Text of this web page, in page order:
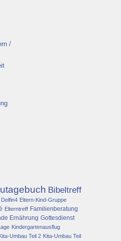
/
Bibeltreff
Delfin4 Eltern-Kind-Gruppe
Elterntreff Familienberatung
Ernährung Gottesdienst
Kindergartenausflug
Umbau Teil 2 Kita-Umbau Teil